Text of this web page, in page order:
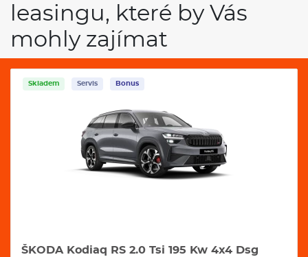
leasingu, které by Vás
mohly zajímat
Skladem Servis Bonus
ŠKODA Kodiaq RS 2.0 Tsi 195 Kw 4x4 Dsg